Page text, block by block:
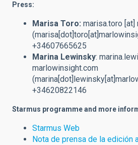
Press:
Marisa Toro: marisa.toro [at]
+34607665625
Marina Lewinsky:
marlowinsight.com
+34620822146
Starmus programme and more
Starmus Web
Nota de prensa de la edición